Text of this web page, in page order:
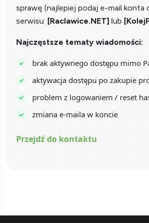
sprawę (najlepiej podaj e-mail konta
serwisu: [Raclawice.NET] lub
Najczęstsze tematy wiadomości:
brak aktywnego dostępu mimo
aktywacja dostępu po zakupie
problem z logowaniem / reset
zmiana e-maila w koncie
Przejdź do kontaktu